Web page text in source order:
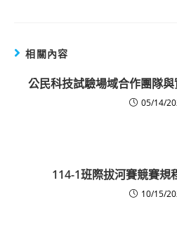
相關內容
公民科技試驗場域合作團隊
05/14/
114-1班際拔河賽競賽規
10/15/